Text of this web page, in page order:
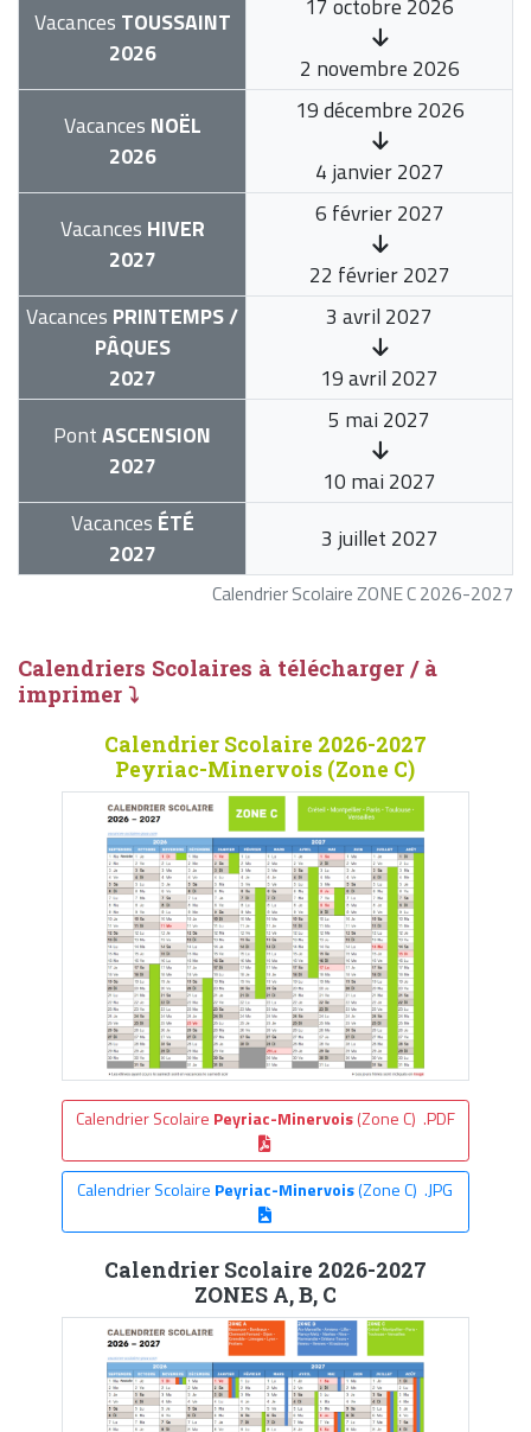
Calendrier Scolaire ZONE C 2026-2027
Vacances TOUSSAINT
2026
17 octobre 2026
2 novembre 2026
Vacances NOËL
2026
19 décembre 2026
4 janvier 2027
Vacances HIVER
2027
6 février 2027
22 février 2027
Vacances PRINTEMPS /
PÂQUES
2027
3 avril 2027
19 avril 2027
PontASCENSION
2027
5 mai 2027
10 mai 2027
Vacances ÉTÉ
2027
3 juillet 2027
Calendriers Scolaires à télécharger / à
imprimer ⤵
Calendrier Scolaire 2026-2027
Peyriac-Minervois (Zone C)
Calendrier Scolaire Peyriac-Minervois(Zone C) .PDF
Calendrier Scolaire Peyriac-Minervois(Zone C) .JPG
Calendrier Scolaire 2026-2027
ZONES A, B, C